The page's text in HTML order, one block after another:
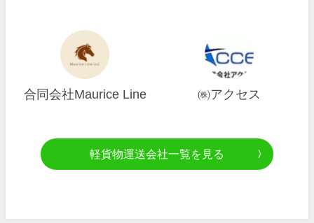
合同会社Maurice Line ㈱アクセス
軽貨物運送会社一覧を見る